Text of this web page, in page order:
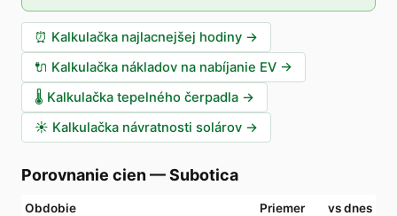
⏰ Kalkulačka najlacnejšej hodiny →
🔌 Kalkulačka nákladov na nabíjanie EV →
🌡️ Kalkulačka tepelného čerpadla →
☀️ Kalkulačka návratnosti solárov →
Porovnanie cien —Subotica
Obdobie Priemer vs dnes